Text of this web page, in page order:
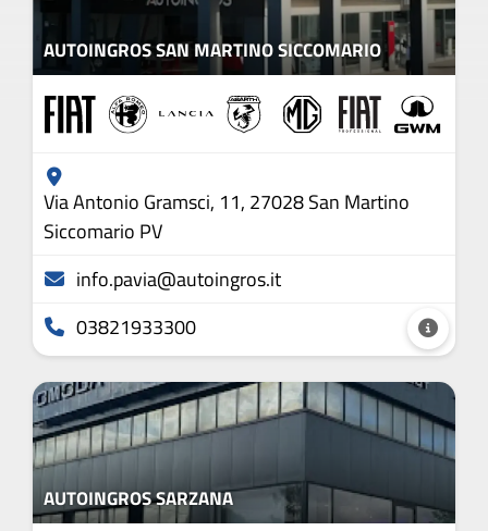
AUTOINGROS SAN MARTINO SICCOMARIO
Via Antonio Gramsci, 11, 27028 San Martino
Siccomario PV
info.pavia@autoingros.it
03821933300
AUTOINGROS SARZANA